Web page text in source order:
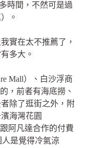
時間，不然可是過
。
實在太不推薦了，
多大。
Mall）、白沙浮商
，前者有海底撈、
除了逛街之外，附
海灣花園
跟阿凡達合作的付費
人是覺得冷氣涼